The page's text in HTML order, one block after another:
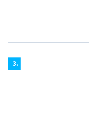
3.